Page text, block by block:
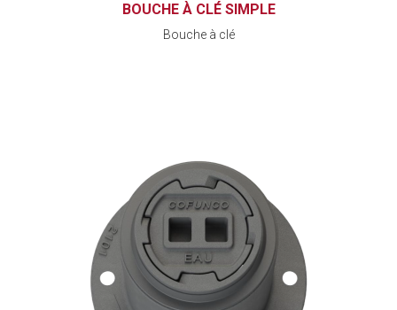
BOUCHE À CLÉ SIMPLE
Bouche à clé